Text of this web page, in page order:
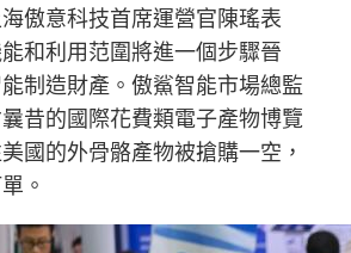
傲意科技首席運營官陳瑤表
和利用范圍將進一個步驟晉
制造財產。傲鯊智能市場總監
昔的國際花費類電子產物博覽
國的外骨骼產物被搶購一空，
。